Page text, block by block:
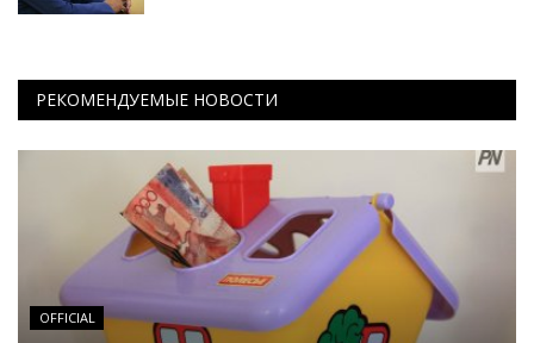
РЕКОМЕНДУЕМЫЕ НОВОСТИ
OFFICIAL